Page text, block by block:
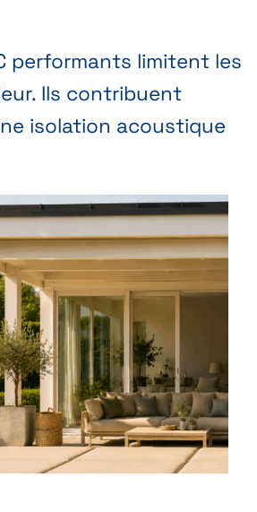
performants limitent les
Ils contribuent
isolation acoustique